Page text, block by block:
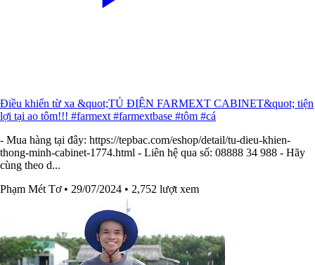
Điều khiển từ xa &quot;TỦ ĐIỆN FARMEXT CABINET&quot; tiện
lợi tại ao tôm!!! #farmext #farmextbase #tôm #cá
- Mua hàng tại đây: https://tepbac.com/eshop/detail/tu-dieu-khien-
thong-minh-cabinet-1774.html - Liên hệ qua số: 08888 34 988 - Hãy
cùng theo d...
Phạm Mét Tơ • 29/07/2024 • 2,752 lượt xem